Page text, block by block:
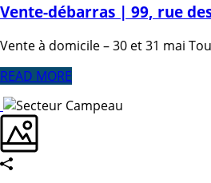
Vente-débarras | 99, rue
Vente à domicile – 30 et 31 mai
READ MORE